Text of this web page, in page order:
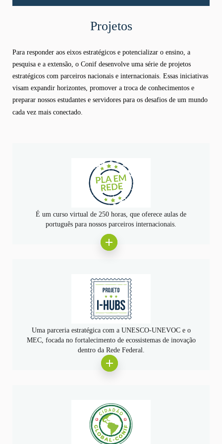
Projetos
Para responder aos eixos estratégicos e potencializar o ensino, a
pesquisa e a extensão, o Conif desenvolve uma série de projetos
estratégicos com parceiros nacionais e internacionais. Essas iniciativas
visam expandir horizontes, promover a troca de conhecimentos e
preparar nossos estudantes e servidores para os desafios de um mundo
cada vez mais conectado.
É um curso virtual de 250 horas, que oferece aulas de
português para nossos parceiros internacionais.
Uma parceria estratégica com a UNESCO-UNEVOC e o
MEC, focada no fortalecimento de ecossistemas de inovação
dentro da Rede Federal.